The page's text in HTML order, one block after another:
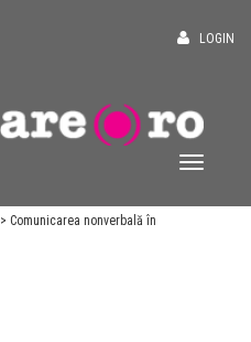
LOGIN
> Comunicarea nonverbală în